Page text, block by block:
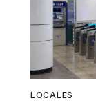
LOCALES